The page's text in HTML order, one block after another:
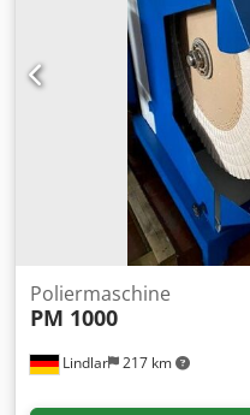
Lindlar 217 km
Poliermaschine
PM 1000